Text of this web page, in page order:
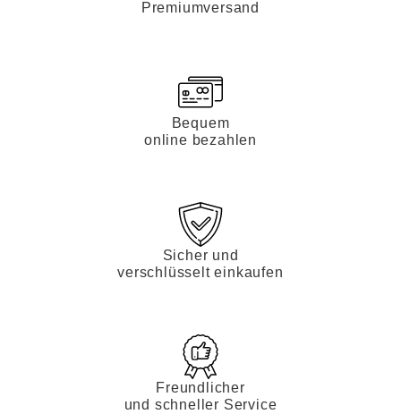
Premiumversand
Bequem
online bezahlen
Sicher und
verschlüsselt einkaufen
Freundlicher
und schneller Service